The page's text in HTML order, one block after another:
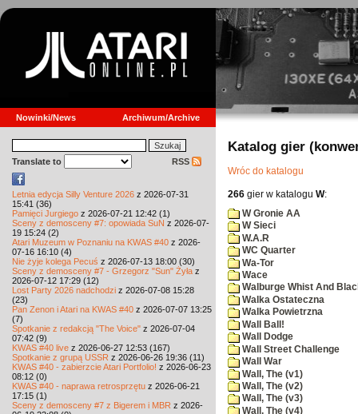
Nowinki/News Archiwum/Archive
Translate to RSS
Letnia edycja Silly Venture 2026 z 2026-07-31
15:41 (36)
Pamięci Jurgiego z 2026-07-21 12:42 (1)
Sceny z demosceny #7: opowiada SuN z 2026-07-
19 15:24 (2)
Atari Muzeum w Poznaniu na KWAS #40 z 2026-
07-16 16:10 (4)
Nie żyje kolega Pecuś z 2026-07-13 18:00 (30)
Sceny z demosceny #7 - Grzegorz "Sun" Żyła z
2026-07-12 17:29 (12)
Lost Party 2026 nadchodzi z 2026-07-08 15:28
(23)
Pan Zenon i Atari na KWAS #40 z 2026-07-07 13:25
(7)
Spotkanie z redakcją "The Voice" z 2026-07-04
07:42 (9)
KWAS #40 live z 2026-06-27 12:53 (167)
Spotkanie z grupą USSR z 2026-06-26 19:36 (11)
KWAS #40 - zabierzcie Atari Portfolio! z 2026-06-23
08:12 (0)
KWAS #40 - naprawa retrosprzętu z 2026-06-21
17:15 (1)
Sceny z demosceny #7 z Bigerem i MBR z 2026-
Katalog gier
Wróc do katalogu
266 gier w katalogu W:
W Gronie AA
W Sieci
W.A.R
WC Quarter
Wa-Tor
Wace
Walburge Whist And
Walka Ostateczna
Walka Powietrzna
Wall Ball!
Wall Dodge
Wall Street Challenge
Wall War
Wall, The (v1)
Wall, The (v2)
Wall, The (v3)
Wall, The (v4)